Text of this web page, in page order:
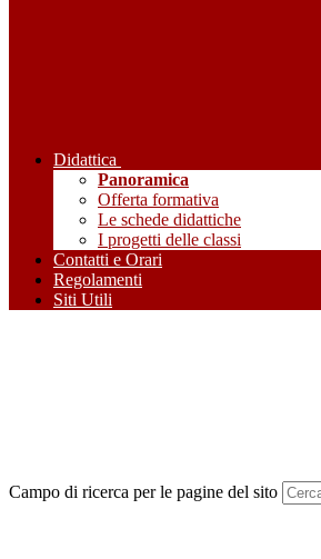
Didattica
Panoramica
Offerta formativa
Le schede didattiche
I progetti delle classi
Contatti e Orari
Regolamenti
Siti Utili
Campo di ricerca per le pagine del sito